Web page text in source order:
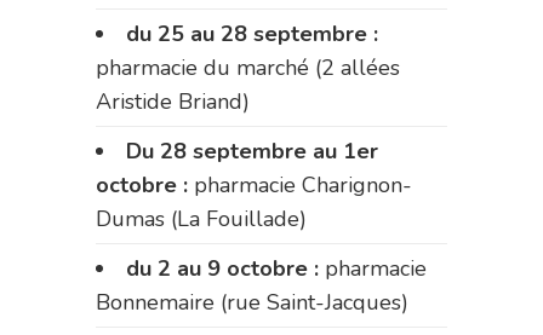
du 25 au 28 septembre :
pharmacie du marché (2 allées
Aristide Briand)
Du 28 septembre au 1er
octobre : pharmacie Charignon-
Dumas (La Fouillade)
du 2 au 9 octobre : pharmacie
Bonnemaire (rue Saint-Jacques)